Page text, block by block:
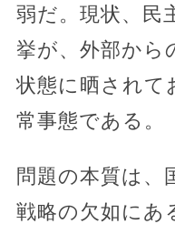
弱だ。現状、民
挙が、外部から
状態に晒されて
常事態である。
問題の本質は、
戦略の欠如にあ